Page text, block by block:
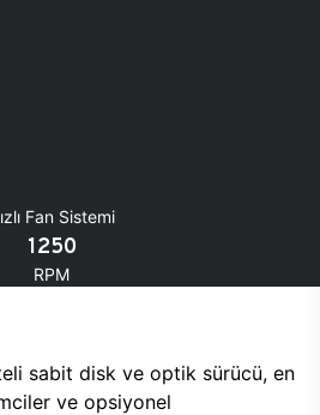
Fan Sistemi
1250
RPM
sabit disk ve optik sürücü, en
ve opsiyonel